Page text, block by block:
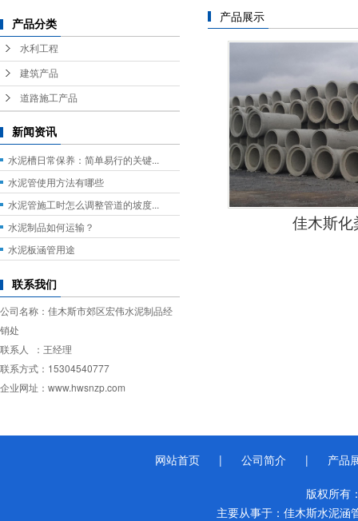
产品分类
水利工程
建筑产品
道路施工产品
新闻资讯
水泥槽日常保养：简单易行的关键...
水泥管使用方法有哪些
水泥管施工时怎么调整管道的坡度...
水泥制品如何运输？
水泥板涵管用途
联系我们
公司名称：佳木斯市郊区宏伟水泥制品经
销处
联系人 ：王经理
联系方式：15304540777
企业网址：www.hwsnzp.com
产品展示
佳木斯化
网站首页 | 公司简介 | 产品
版权所有
主要从事于： 佳木斯水泥涵